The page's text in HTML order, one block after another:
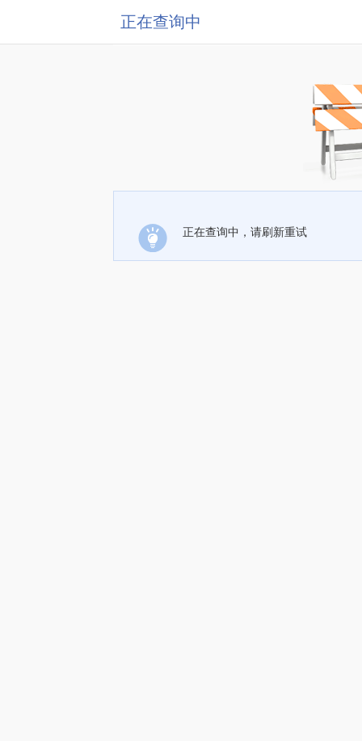
正在查询中
正在查询中，请刷新重试